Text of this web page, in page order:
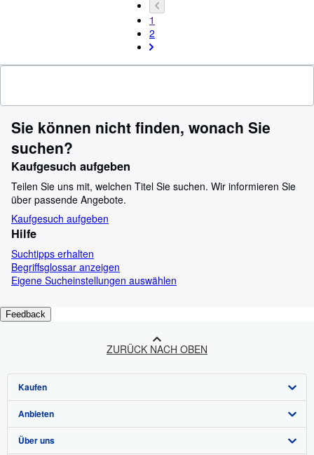
1
2
Sie können nicht finden, wonach Sie
suchen?
Kaufgesuch aufgeben
Teilen Sie uns mit, welchen Titel Sie suchen. Wir informieren Sie
über passende Angebote.
Kaufgesuch aufgeben
Hilfe
Suchtipps erhalten
Begriffsglossar anzeigen
Eigene Sucheinstellungen auswählen
Feedback
ZURÜCK NACH OBEN
Kaufen
Detailsuche
Sammlungen
Anbieten
Verkäufer werden
Über uns